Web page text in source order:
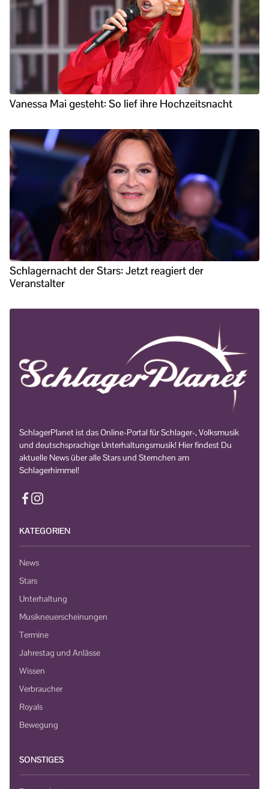
Vanessa Mai gesteht: So lief ihre Hochzeitsnacht
Schlagernacht der Stars: Jetzt reagiert der
Veranstalter
SchlagerPlanet ist das Online-Portal für Schlager-, Volksmusik
und deutschsprachige Unterhaltungsmusik! Hier findest Du
aktuelle News über alle Stars und Sternchen am
Schlagerhimmel!
KATEGORIEN
News
Stars
Unterhaltung
Musikneuerscheinungen
Termine
Jahrestag und Anlässe
Wissen
Verbraucher
Royals
Bewegung
SONSTIGES